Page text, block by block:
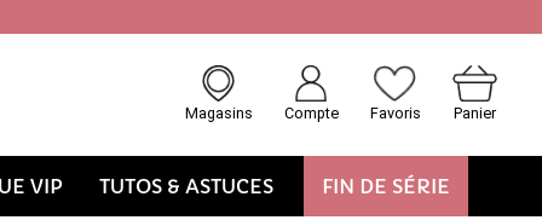
Magasins Compte Favoris Panier
VIP TUTOS & ASTUCES FIN DE SÉRIE